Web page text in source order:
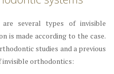
several types of invisible
is made according to the case.
studies and a previous
invisible orthodontics: